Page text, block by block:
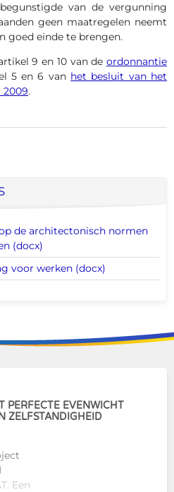
van de vergunning
geen maatregelen neemt
goed einde te brengen.
9 en 10 van de ordonnantie
5 en 6 van het besluit van het
2009.
de architectonisch normen
(docx)
voor werken (docx)
PERFECTE EVENWICHT
ZELFSTANDIGHEID
Een